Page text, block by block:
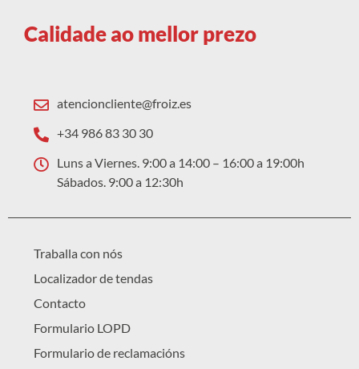
Calidade ao mellor prezo
atencioncliente@froiz.es
+34 986 83 30 30
Luns a Viernes. 9:00 a 14:00 – 16:00 a 19:00h
Sábados. 9:00 a 12:30h
Traballa con nós
Localizador de tendas
Contacto
Formulario LOPD
Formulario de reclamacións